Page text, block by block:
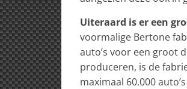
Uiteraard is er een
voormalige Bertone
auto’s voor een groot
produceren, is de
maximaal 60.000